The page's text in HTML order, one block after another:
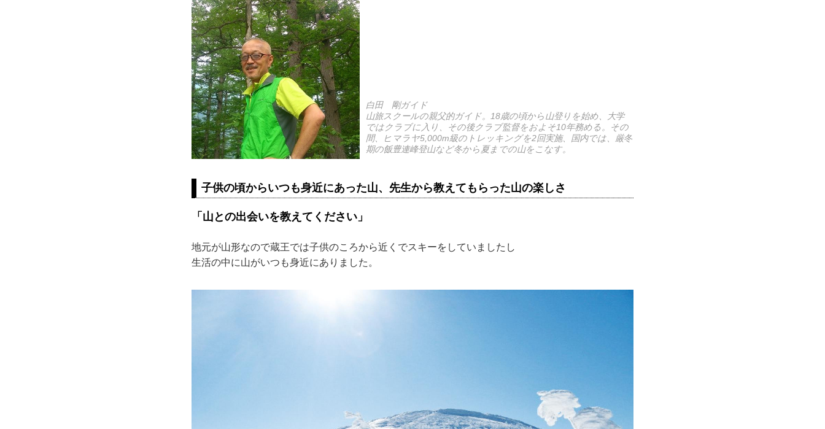
白田 剛ガイド
山旅スクールの親父的ガイド。18歳の頃から山登りを始め、大学
ではクラブに入り、その後クラブ監督をおよそ10年務める。その
間、ヒマラヤ5,000m級のトレッキングを2回実施、国内では、厳冬
期の飯豊連峰登山など冬から夏までの山をこなす。
子供の頃からいつも身近にあった山、先生から教えてもらった山の楽しさ
「山との出会いを教えてください」
地元が山形なので蔵王では子供のころから近くでスキーをしていましたし
生活の中に山がいつも身近にありました。